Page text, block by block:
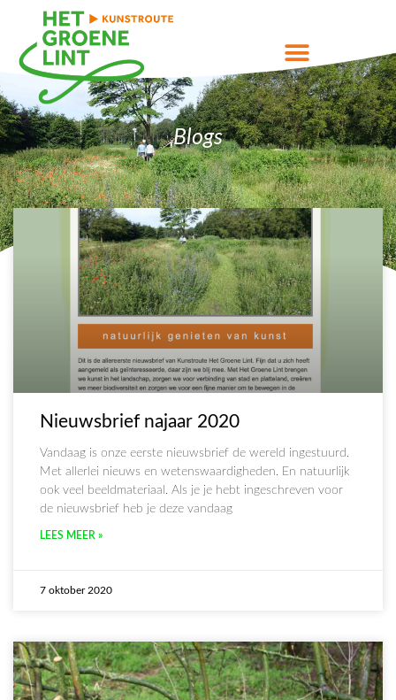
Blogs
Nieuwsbrief najaar 2020
Vandaag is onze eerste nieuwsbrief de wereld ingestuurd.
Met allerlei nieuws en wetenswaardigheden. En natuurlijk
ook veel beeldmateriaal. Als je je hebt ingeschreven voor
de nieuwsbrief heb je deze vandaag
LEES MEER »
7 oktober 2020